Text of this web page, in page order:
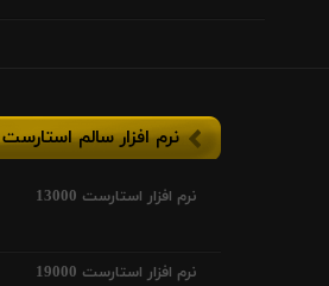
نرم افزار سالم استارست
نرم افزار استارست 13000
نرم افزار استارست 19000